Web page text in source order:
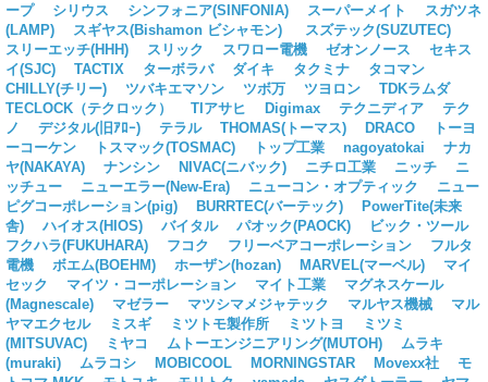
ープ
シリウス シンフォニア(SINFONIA) スーパーメイト
スガツネ
(LAMP)
スギヤス(Bishamon ビシャモン)
スズテック(SUZUTEC)
スリーエッチ(HHH)
スリック スワロー電機 ゼオンノース
セキス
イ(SJC)
TACTIX ターボラバ ダイキ タクミナ
タコマン
CHILLY(チリー)
ツバキエマソン ツボ万 ツヨロン
TDKラムダ
TECLOCK（テクロック）
TIアサヒ Digimax テクニディア
テク
ノ
デジタル(旧ｱﾛｰ) テラル THOMAS(トーマス) DRACO
トーヨ
ーコーケン
トスマック(TOSMAC) トップ工業 nagoyatokai
ナカ
ヤ(NAKAYA)
ナンシン NIVAC(ニバック) ニチロ工業 ニッチ
ニ
ッチュー
ニューエラー(New-Era) ニューコン・オプティック
ニュー
ピグコーポレーション(pig)
BURRTEC(バーテック)
PowerTite(未来
舎)
ハイオス(HIOS) バイタル パオック(PAOCK)
ビック・ツール
フクハラ(FUKUHARA)
フコク フリーベアコーポレーション
フルタ
電機
ボエム(BOEHM) ホーザン(hozan) MARVEL(マーベル)
マイ
セック
マイツ・コーポレーション マイト工業
マグネスケール
(Magnescale)
マゼラー マツシマメジャテック マルヤス機械
マル
ヤマエクセル
ミスギ ミツトモ製作所 ミツトヨ
ミツミ
(MITSUVAC)
ミヤコ ムトーエンジニアリング(MUTOH)
ムラキ
(muraki)
ムラコシ MOBICOOL MORNINGSTAR Movexx社
モ